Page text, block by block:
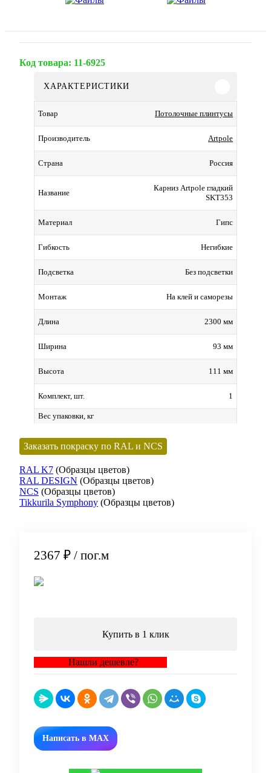
Код товара: 11-6925
ХАРАКТЕРИСТИКИ
Товар Потолочные плинтусы
Производитель Artpole
Страна Россия
Название
Карниз Artpole гладкий
SKT353
Материал Гипс
Гибкость Негибкие
Подсветка Без подсветки
Монтаж На клей и саморезы
Длина 2300 мм
Ширина 93 мм
Высота 111 мм
Комплект, шт. 1
Вес упаковки, кг
Заказать покраску по RAL и NCS
RAL K7 (Образцы цветов)
RAL DESIGN (Образцы цветов)
NCS (Образцы цветов)
Tikkurila Symphony (Образцы цветов)
2367 ₽ / пог.м
Купить в 1 клик
Нашли дешевле?
Написать в MAX